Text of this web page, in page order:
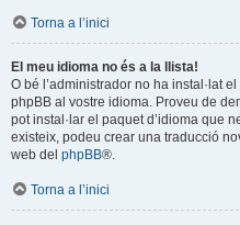
Torna a l’inici
El meu idioma no és a la llista!
O bé l’administrador no ha instal·lat
phpBB al vostre idioma. Proveu de
pot instal·lar el paquet d’idioma que
existeix, podeu crear una traducció
web del phpBB®.
Torna a l’inici